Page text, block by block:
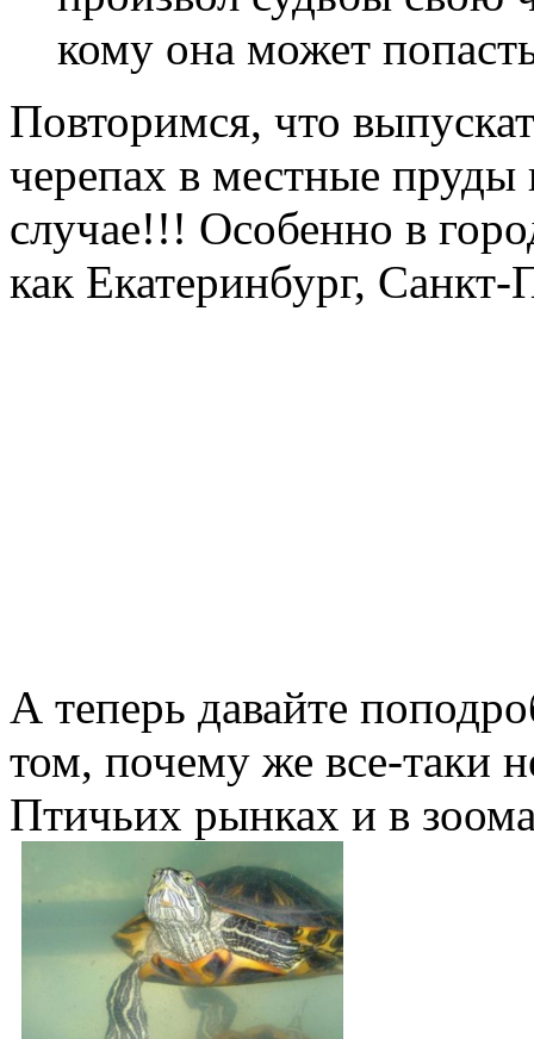
кому она может
Повторимся, что
черепах в местные пруды
случае!!! Особенно в
как Екатеринбург,
А теперь давайте
том, почему же все-таки
Птичьих рынках и в